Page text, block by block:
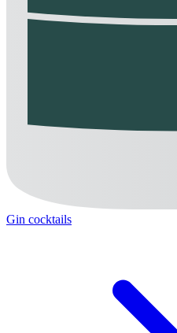
Gin cocktails